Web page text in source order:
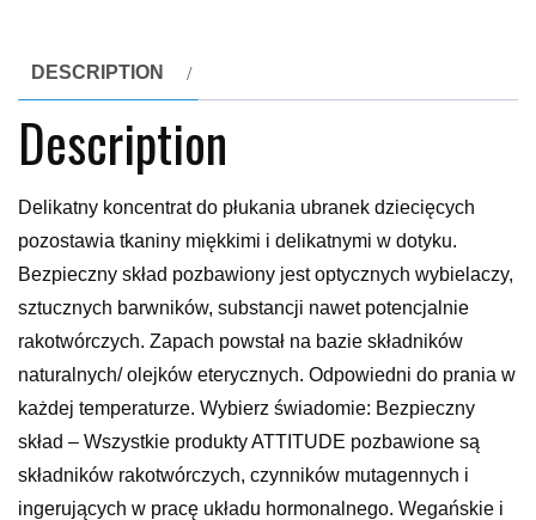
DESCRIPTION
Description
Delikatny koncentrat do płukania ubranek dziecięcych
pozostawia tkaniny miękkimi i delikatnymi w dotyku.
Bezpieczny skład pozbawiony jest optycznych wybielaczy,
sztucznych barwników, substancji nawet potencjalnie
rakotwórczych. Zapach powstał na bazie składników
naturalnych/ olejków eterycznych. Odpowiedni do prania w
każdej temperaturze. Wybierz świadomie: Bezpieczny
skład – Wszystkie produkty ATTITUDE pozbawione są
składników rakotwórczych, czynników mutagennych i
ingerujących w pracę układu hormonalnego. Wegańskie i